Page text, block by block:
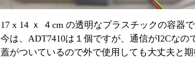
17 x 14 ｘ ４cm の透明なプラスチックの容器で
今は、ADT7410は１個ですが、通信がI2Cな
蓋がついているので外で使用しても大丈夫と期